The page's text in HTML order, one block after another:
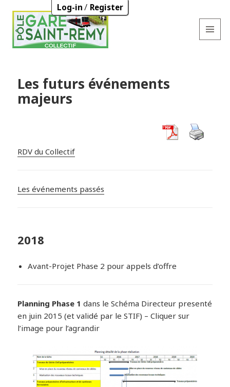
Log-in / Register
Les futurs événements
majeurs
RDV du Collectif
Les événements passés
2018
Avant-Projet Phase 2 pour appels d’offre
Planning Phase 1 dans le Schéma Directeur presenté
en juin 2015 (et validé par le STIF) – Cliquer sur
l’image pour l’agrandir